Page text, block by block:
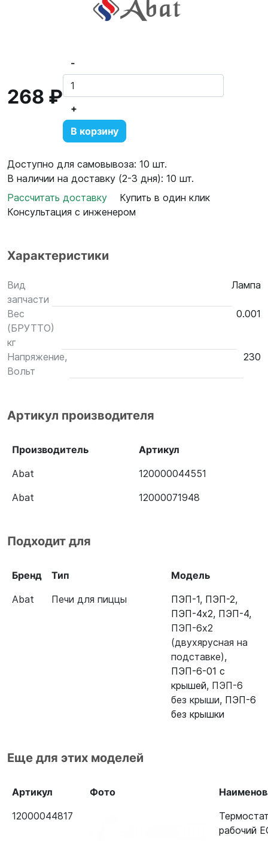
268 ₽
-
+
В корзину
Доступно для самовывоза: 10 шт.
В наличии на доставку (2-3 дня): 10 шт.
Рассчитать доставку
Купить в один клик
Консультация с инженером
Характеристики
Вид
запчасти
Лампа
Вес
(БРУТТО)
кг
0.001
Напряжение,
Вольт
230
Артикул производителя
Производитель
Артикул
Abat
120000044551
Abat
12000071948
Подходит для
Бренд Тип
Модель
Abat
Печи для пиццы ПЭП-1, ПЭП-2,
ПЭП-4х2, ПЭП-4,
ПЭП-6х2
(двухярусная на
подставке),
ПЭП-6-01 с
крышей, ПЭП-6
без крыши, ПЭП-6
без крышки
Еще для этих моделей
Артикул Фото
12000044817
рабочий